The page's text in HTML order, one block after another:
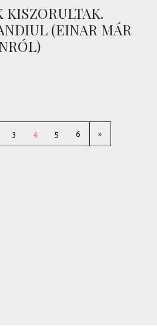
KISZORULTAK.
(EINAR MÁR
3 4 5 6 »